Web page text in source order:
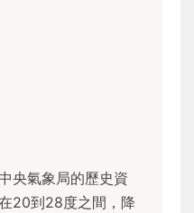
央氣象局的歷史資
20到28度之間，降